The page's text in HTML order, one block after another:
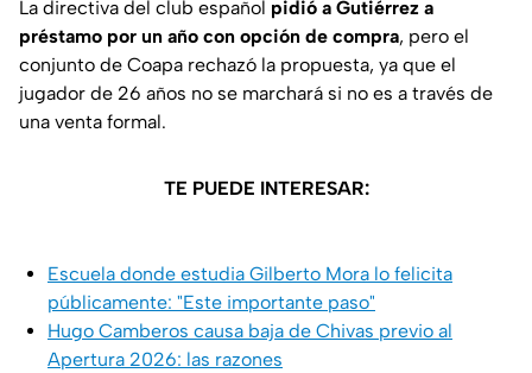
La directiva del club español pidió a Gutiérrez a
préstamo por un año con opción de compra, pero el
conjunto de Coapa rechazó la propuesta, ya que el
jugador de 26 años no se marchará si no es a través de
una venta formal.
TE PUEDE INTERESAR:
Escuela donde estudia Gilberto Mora lo felicita
públicamente: "Este importante paso"
Hugo Camberos causa baja de Chivas previo al
Apertura 2026: las razones